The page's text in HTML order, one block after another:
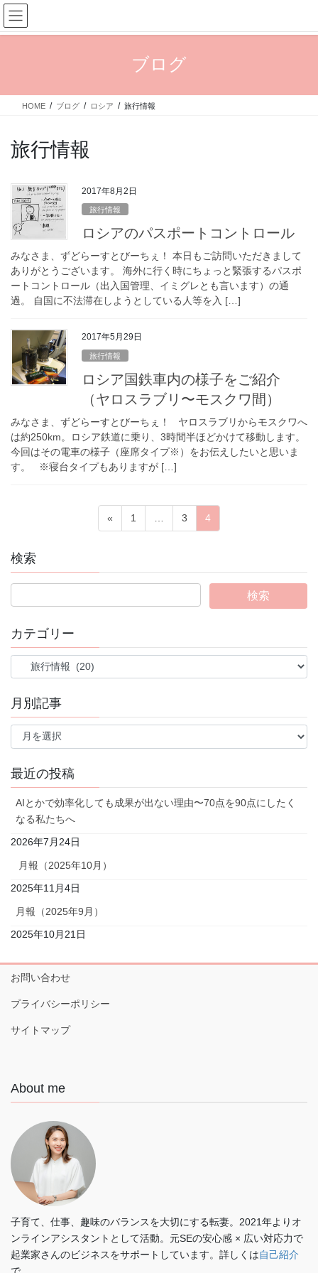
コ
ン
テ
ス
ナ
ビ
ゲ
ン
ブログ
HOME ブログ ロシア 旅行情報
旅行情報
2017年8月2日
旅行情報
ロシアのパスポートコントロール
みなさま、ずどらーすとびーちぇ！ 本日もご訪問いただきまして
ありがとうございます。 海外に行く時にちょっと緊張するパスポ
ートコントロール（出入国管理、イミグレとも言います）の通
過。 自国に不法滞在しようとしている人等を入 […]
2017年5月29日
旅行情報
ロシア国鉄車内の様子をご紹介
（ヤロスラブリ〜モスクワ間）
みなさま、ずどらーすとびーちぇ！ ヤロスラブリからモスクワへ
は約250km。ロシア鉄道に乗り、3時間半ほどかけて移動します。
今回はその電車の様子（座席タイプ※）をお伝えしたいと思いま
す。 ※寝台タイプもありますが […]
の
ペ
送
り
«
固
定
ジ
1
固
定
ジ
3
固
定
ジ
4
検索
カテゴリー
テ
リ
ー
月別記事
月
事
最近の投稿
AIとかで効率化しても成果が出ない理由〜70点を90点にしたく
なる私たちへ
2026年7月24日
月報（2025年10月）
2025年11月4日
月報（2025年9月）
2025年10月21日
お問い合わせ
プライバシーポリシー
サイトマップ
About me
子育て、仕事、趣味のバランスを大切にする転妻。2021年よりオ
ンラインアシスタントとして活動。元SEの安心感 × 広い対応力で
起業家さんのビジネスをサポートしています。詳しくは自己紹介